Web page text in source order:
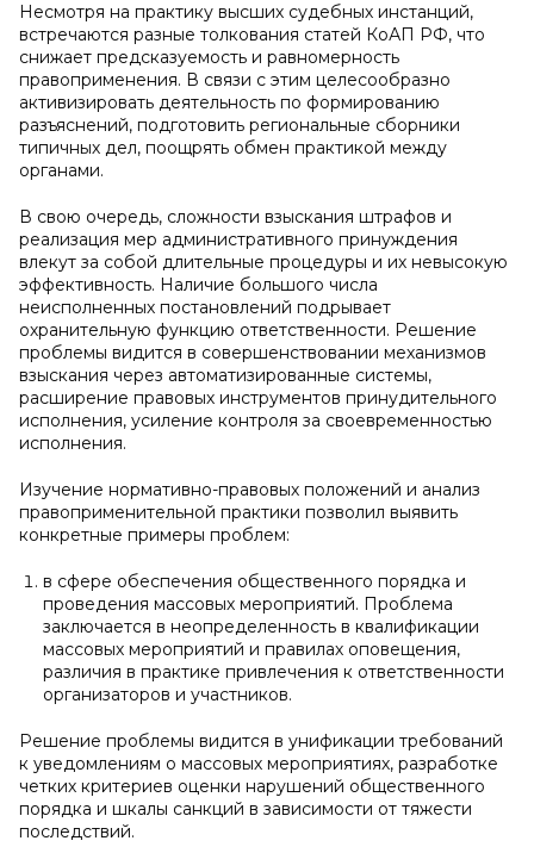
Несмотря на практику высших судебных инстанций,
встречаются разные толкования статей КоАП РФ, что
снижает предсказуемость и равномерность
правоприменения. В связи с этим целесообразно
активизировать деятельность по формированию
разъяснений, подготовить региональные сборники
типичных дел, поощрять обмен практикой между
органами.
В свою очередь, сложности взыскания штрафов и
реализация мер административного принуждения
влекут за собой длительные процедуры и их невысокую
эффективность. Наличие большого числа
неисполненных постановлений подрывает
охранительную функцию ответственности. Решение
проблемы видится в совершенствовании механизмов
взыскания через автоматизированные системы,
расширение правовых инструментов принудительного
исполнения, усиление контроля за своевременностью
исполнения.
Изучение нормативно-правовых положений и анализ
правоприменительной практики позволил выявить
конкретные примеры проблем:
в сфере обеспечения общественного порядка и
проведения массовых мероприятий. Проблема
заключается в неопределенность в квалификации
массовых мероприятий и правилах оповещения,
различия в практике привлечения к ответственности
организаторов и участников.
Решение проблемы видится в унификации требований
к уведомлениям о массовых мероприятиях, разработке
четких критериев оценки нарушений общественного
порядка и шкалы санкций в зависимости от тяжести
последствий.